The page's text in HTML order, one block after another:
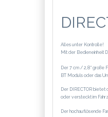
Alles unter Kontrolle!
Mit der Bedieneinheit
Der 7 cm / 2,8“ große
BT Moduls oder das
Der DIRECTOR bietet
oder versteckt im
Der hochauflösende